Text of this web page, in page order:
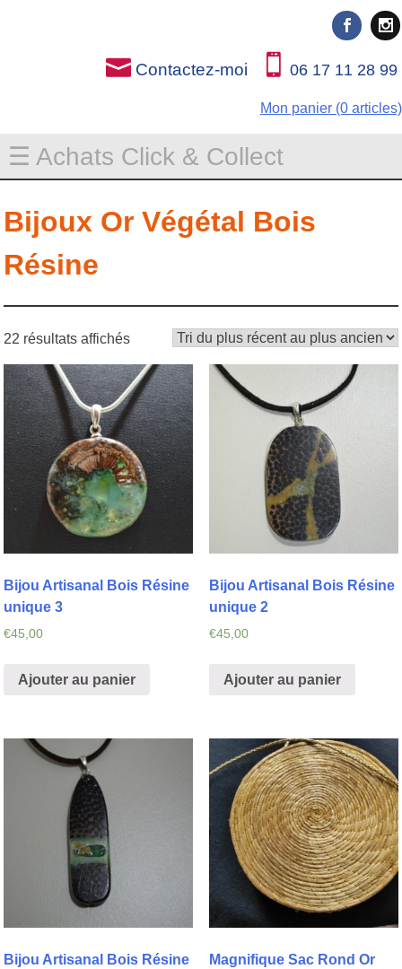
Contactez-moi 06 17 11 28 99
Mon panier (0 articles)
☰ Achats Click & Collect
Bijoux Or Végétal Bois
Résine
22 résultats affichés
Bijou Artisanal Bois Résine
unique 3
€45,00
Ajouter au panier
Bijou Artisanal Bois Résine
unique 2
€45,00
Ajouter au panier
Bijou Artisanal Bois Résine
Magnifique Sac Rond Or